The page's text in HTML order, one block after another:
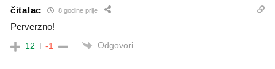
čitalac 8 godine prije
Perverzno!
12 -1 Odgovori